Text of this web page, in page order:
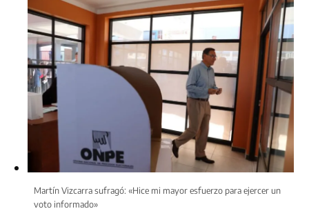
Martín Vizcarra sufragó: «Hice mi mayor esfuerzo para ejercer un
voto informado»